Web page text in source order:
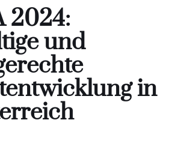
2024:
und
in